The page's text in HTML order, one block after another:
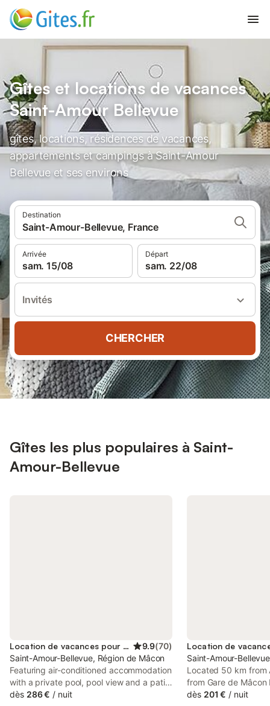
Gîtes et locations de vacances
Saint-Amour Bellevue
gîtes, locations, résidences de vacances,
appartements et campings à Saint-Amour
Bellevue et ses environs
Destination
Saint-Amour-Bellevue, France
Arrivée
sam. 15/08
Départ
sam. 22/08
Invités
CHERCHER
Gîtes les plus populaires à Saint-
Amour-Bellevue
Location de vacances pour 7 personnes 9.9(70)
Saint-Amour-Bellevue, Région de Mâcon
Featuring air-conditioned accommodation
with a private pool, pool view and a patio,
Le petit Château de Sathonat - Horizon
dès 286 € / nuit
Saint-Amour-
Located 50 km from
from Gare de Mâcon
km from Touroparc
dès 201 € / nuit